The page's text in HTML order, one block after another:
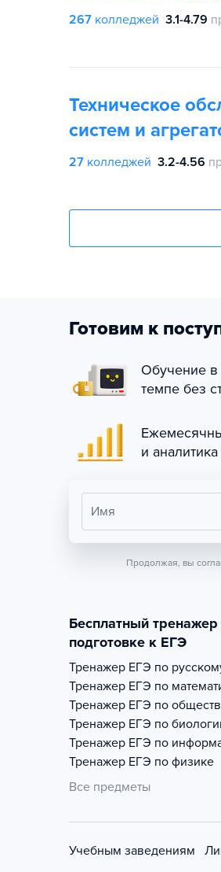
267 колледжей 3.1-4.79
Техническое
систем и
27 колледжей 3.2-4.56
Готовим к
Обучение
темпе без
и
Имя
Продолжая, вы
Бесплатный тренажер
подготовке к ЕГЭ
Тренажер ЕГЭ по
Тренажер ЕГЭ по
Тренажер ЕГЭ по
Тренажер ЕГЭ по
Тренажер ЕГЭ по
Тренажер ЕГЭ по физике
Все предметы
Учебным заведениям